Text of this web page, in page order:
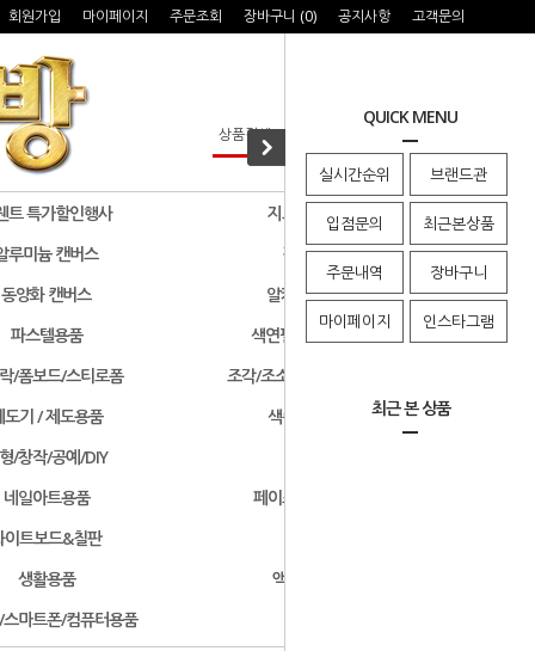
QUICK MENU
실시간순위 브랜드관
입점문의 최근본상품
주문내역 장바구니
마이페이지 인스타그램
최근 본 상품
회원가입 마이페이지 주문조회 장바구니 (0) 공지사항 고객문의
트 특가할인행사
지그 특가할인행사
루미늄 캔버스
검정색 캔버스
동양화 캔버스
알키드물감 및 용품
파스텔용품
색연필/연필/드로잉용품
/폼보드/스티로폼
조각/조소용품/클레이/판화용품
도기 / 제도용품
색종이 & 종이접기
/창작/공예/DIY
네일아트용품
페이스페인팅/미용용품
이트보드&칠판
생활용품
액자/사진첩/앨범
마트폰/컴퓨터용품